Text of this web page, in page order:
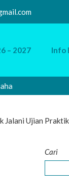
– 2027 Info
Ujian
Cari